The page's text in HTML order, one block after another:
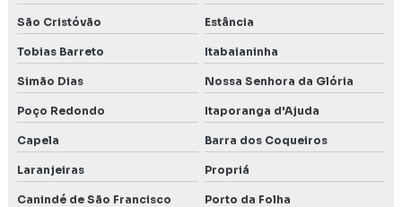
São Cristóvão Estância
Tobias Barreto Itabaianinha
Simão Dias Nossa Senhora da Glória
Poço Redondo Itaporanga d'Ajuda
Capela Barra dos Coqueiros
Laranjeiras Propriá
Canindé de São Francisco Porto da Folha